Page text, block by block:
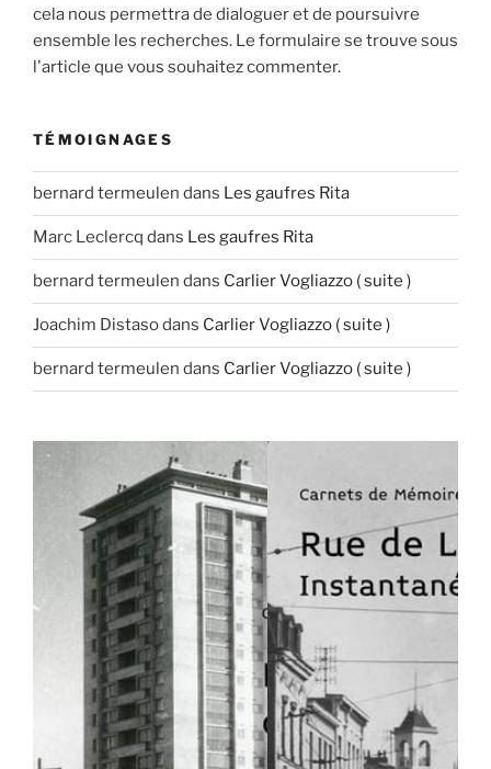
cela nous permettra de dialoguer et de poursuivre
ensemble les recherches. Le formulaire se trouve sous
l'article que vous souhaitez commenter.
TÉMOIGNAGES
bernard termeulen dans Les gaufres Rita
Marc Leclercq dans Les gaufres Rita
bernard termeulen dans Carlier Vogliazzo ( suite )
Joachim Distasodans Carlier Vogliazzo ( suite )
bernard termeulen dans Carlier Vogliazzo ( suite )